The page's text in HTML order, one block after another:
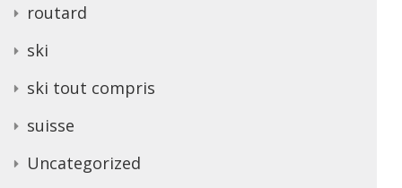
routard
ski
ski tout compris
suisse
Uncategorized